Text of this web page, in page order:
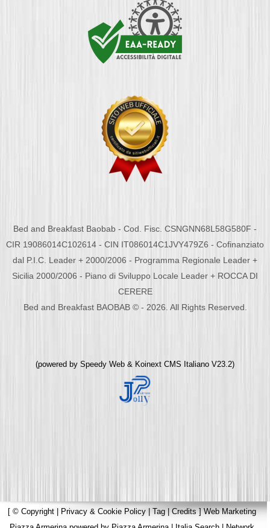
Bed and Breakfast Baobab - Cod. Fisc. CSNGNN68L58G580F -
CIR 19086014C102614 - CIN IT086014C1JVY479Z6 - Cofinanziato
dal P.I.C. Leader + 2000/2006 - Programma Regionale Leader +
Sicilia 2000/2006 - Piano di Sviluppo Locale Leader + ROCCA DI
CERERE
Bed and Breakfast BAOBAB © - 2026. All Rights Reserved.
(powered by Speedy Web & Koinext CMS Italiano V23.2)
[ © Copyright | Privacy & Cookie Policy | Tag|Credits]Web Marketing